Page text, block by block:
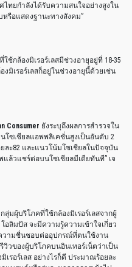
ไทยกำลังได้รับความสนใจอย่างสูงใน
รือแสดงฐานะทางสังคม”
ช้กล้องมิเรอร์เลสมีช่วงอายุอยู่ที่ 18-35
มิเรอร์เลสก็อยู่ในช่วงอายุนี้ด้วยเช่น
Consumer ยังระบุถึงผลการสำรวจใน
โซเชียลแอพพลิเคชั่นสูงเป็นอันดับ 2
ละ82 และแนวโน้มโซเชียลในปัจจุบัน
แล้วแชร์ต่อบนโซเชียลมีเดียทันที” เจ
ลุ่มผุ้บริโภคที่ใช้กล้องมิเรอร์เลสจากผู้
ลิมปัส จะมีความรู้ความเข้าใจเกี่ยว
วามชื่นชอบต่ออุปกรณ์ที่ตนใช้งาน
วิวของผู้บริโภคบนอินเทอร์เน็ตว่าเป็น
รอร์เลส อย่างไรก็ดี ประมาณร้อยละ